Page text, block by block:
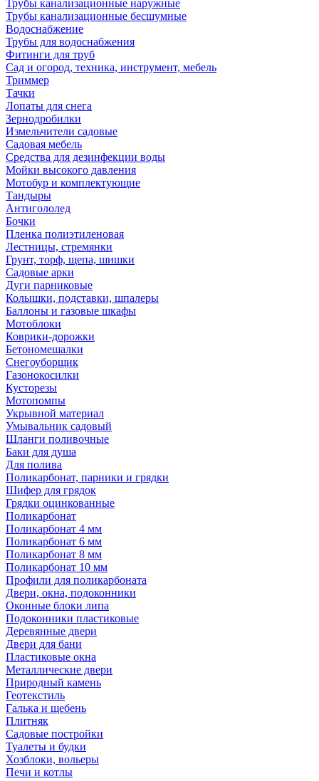
Трубы канализационные наружные
Трубы канализационные бесшумные
Водоснабжение
Трубы для водоснабжения
Фитинги для труб
Сад и огород, техника, инструмент, мебель
Триммер
Тачки
Лопаты для снега
Зернодробилки
Измельчители садовые
Садовая мебель
Средства для дезинфекции воды
Мойки высокого давления
Мотобур и комплектующие
Тандыры
Антигололед
Бочки
Пленка полиэтиленовая
Лестницы, стремянки
Грунт, торф, щепа, шишки
Садовые арки
Дуги парниковые
Колышки, подставки, шпалеры
Баллоны и газовые шкафы
Мотоблоки
Коврики-дорожки
Бетономешалки
Снегоуборщик
Газонокосилки
Кусторезы
Мотопомпы
Укрывной материал
Умывальник садовый
Шланги поливочные
Баки для душа
Для полива
Поликарбонат, парники и грядки
Шифер для грядок
Грядки оцинкованные
Поликарбонат
Поликарбонат 4 мм
Поликарбонат 6 мм
Поликарбонат 8 мм
Поликарбонат 10 мм
Профили для поликарбоната
Двери, окна, подоконники
Оконные блоки липа
Подоконники пластиковые
Деревянные двери
Двери для бани
Пластиковые окна
Металлические двери
Природный камень
Геотекстиль
Галька и щебень
Плитняк
Садовые постройки
Туалеты и будки
Хозблоки, вольеры
Печи и котлы